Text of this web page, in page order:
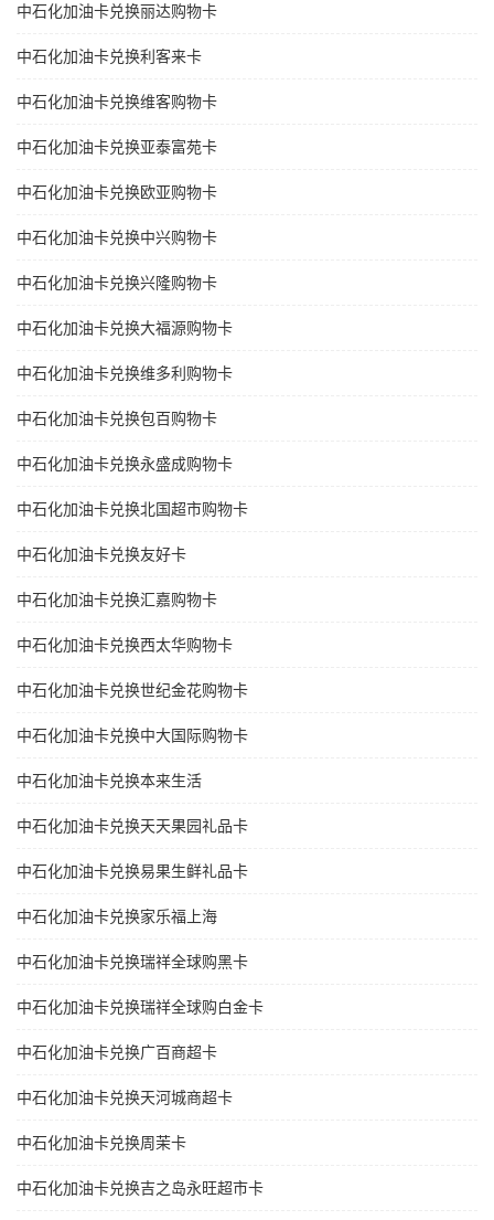
中石化加油卡兑换丽达购物卡
中石化加油卡兑换利客来卡
中石化加油卡兑换维客购物卡
中石化加油卡兑换亚泰富苑卡
中石化加油卡兑换欧亚购物卡
中石化加油卡兑换中兴购物卡
中石化加油卡兑换兴隆购物卡
中石化加油卡兑换大福源购物卡
中石化加油卡兑换维多利购物卡
中石化加油卡兑换包百购物卡
中石化加油卡兑换永盛成购物卡
中石化加油卡兑换北国超市购物卡
中石化加油卡兑换友好卡
中石化加油卡兑换汇嘉购物卡
中石化加油卡兑换西太华购物卡
中石化加油卡兑换世纪金花购物卡
中石化加油卡兑换中大国际购物卡
中石化加油卡兑换本来生活
中石化加油卡兑换天天果园礼品卡
中石化加油卡兑换易果生鲜礼品卡
中石化加油卡兑换家乐福上海
中石化加油卡兑换瑞祥全球购黑卡
中石化加油卡兑换瑞祥全球购白金卡
中石化加油卡兑换广百商超卡
中石化加油卡兑换天河城商超卡
中石化加油卡兑换周茉卡
中石化加油卡兑换吉之岛永旺超市卡